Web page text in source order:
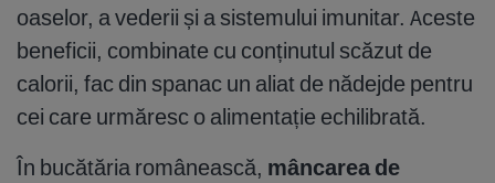
oaselor, a vederii și a sistemului imunitar. Aceste
beneficii, combinate cu conținutul scăzut de
calorii, fac din spanac un aliat de nădejde pentru
cei care urmăresc o alimentație echilibrată.
În bucătăria românească, mâncarea de